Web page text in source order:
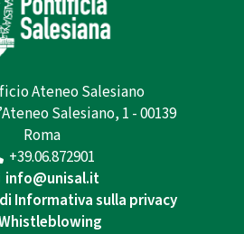
Ateneo Salesiano
Salesiano, 1 - 00139
Roma
+39.06.872901
info@unisal.it
Informativa sulla privacy